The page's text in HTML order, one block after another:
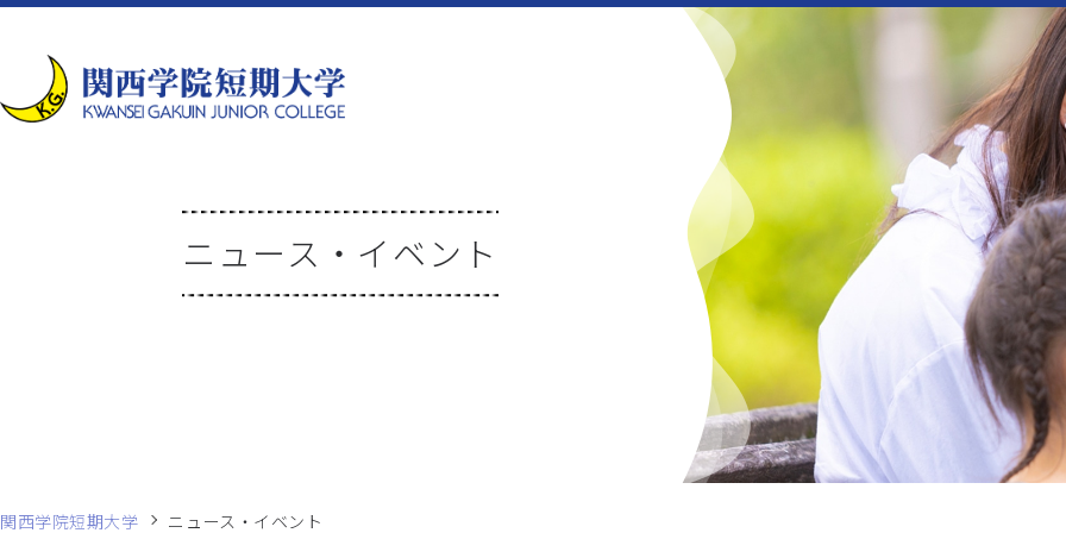
ニュース・イベント
関西学院短期大学 ニュース・イベント